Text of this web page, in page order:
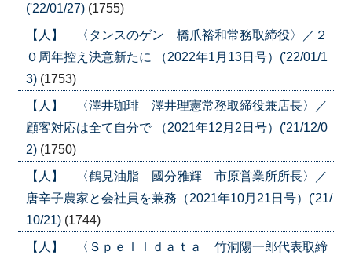
('22/01/27) (1755)
【人】 〈タンスのゲン 橋爪裕和常務取締役〉／２
０周年控え決意新たに （2022年1月13日号）('22/01/1
3) (1753)
【人】 〈澤井珈琲 澤井理憲常務取締役兼店長〉／
顧客対応は全て自分で （2021年12月2日号）('21/12/0
2) (1750)
【人】 〈鶴見油脂 國分雅輝 市原営業所所長〉／
唐辛子農家と会社員を兼務（2021年10月21日号）('21/
10/21) (1744)
【人】 〈Ｓｐｅｌｌｄａｔａ 竹洞陽一郎代表取締